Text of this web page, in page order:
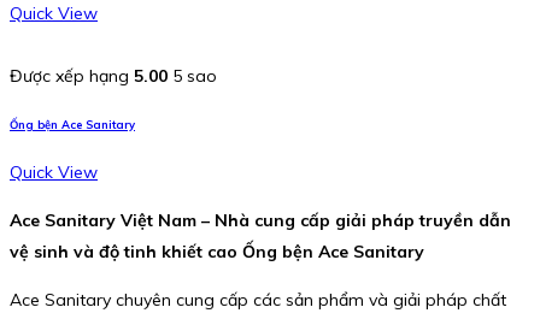
Quick View
Được xếp hạng 5.00 5 sao
Ống bện Ace Sanitary
Quick View
Ace Sanitary Việt Nam – Nhà cung cấp giải pháp truyền dẫn
vệ sinh và độ tinh khiết cao Ống bện Ace Sanitary
Ace Sanitary chuyên cung cấp các sản phẩm và giải pháp chất